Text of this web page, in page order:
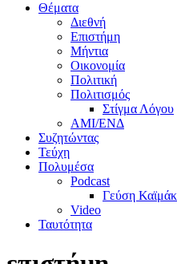
Θέματα
Διεθνή
Επιστήμη
Μήντια
Οικονομία
Πολιτική
Πολιτισμός
Στίγμα Λόγου
AMI/ΕΝΔ
Συζητώντας
Τεύχη
Πολυμέσα
Podcast
Γεύση
Video
Ταυτότητα